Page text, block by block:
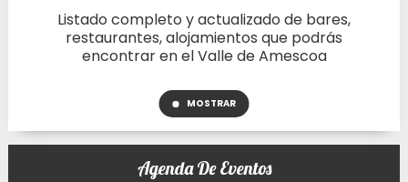
Listado completo y actualizado de bares,
restaurantes, alojamientos que podrás
encontrar en el Valle de Amescoa
MOSTRAR
Agenda De Eventos